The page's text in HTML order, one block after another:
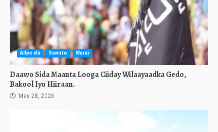
Allposts Sawirro Warar
Daawo Sida Maanta Looga Ciiday Wilaayaadka Gedo,
Bakool Iyo Hiiraan.
May 28, 2026